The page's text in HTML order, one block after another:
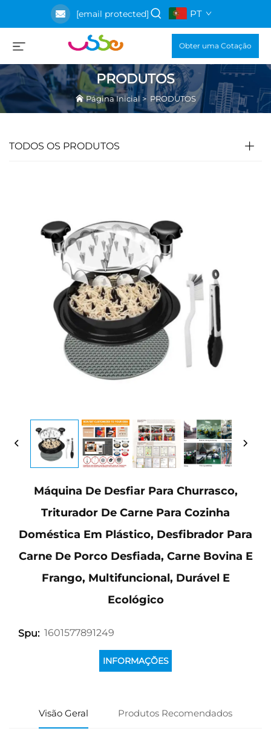
[email protected] PT
Obter uma Cotação
PRODUTOS
Página Inicial> PRODUTOS
TODOS OS PRODUTOS
Máquina De Desfiar Para Churrasco,
Triturador De Carne Para Cozinha
Doméstica Em Plástico, Desfibrador Para
Carne De Porco Desfiada, Carne Bovina E
Frango, Multifuncional, Durável E
Ecológico
Spu: 1601577891249
INFORMAÇÕES
Visão Geral Produtos Recomendados